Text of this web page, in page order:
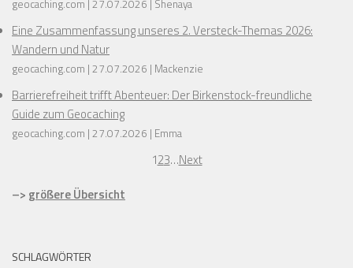
❅
geocaching.com 27.07.2026 Shenaya
Eine Zusammenfassung unseres 2. Versteck-Themas 2026:
Wandern und Natur
geocaching.com 27.07.2026 Mackenzie
Barrierefreiheit trifft Abenteuer: Der Birkenstock-freundliche
Guide zum Geocaching
geocaching.com 27.07.2026 Emma
123…Next
–> größere Übersicht
SCHLAGWÖRTER